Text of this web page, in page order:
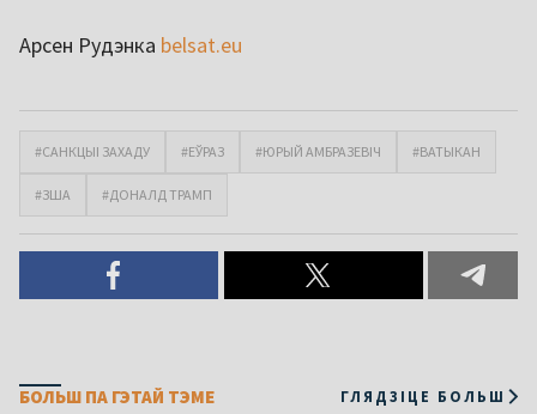
Арсен Рудэнка belsat.eu
#САНКЦЫІ ЗАХАДУ #ЕЎРАЗ #ЮРЫЙ АМБРАЗЕВІЧ #ВАТЫКАН
#ЗША #ДОНАЛД ТРАМП
БОЛЬШ ПА ГЭТАЙ ТЭМЕ ГЛЯДЗІЦЕ БОЛЬШ